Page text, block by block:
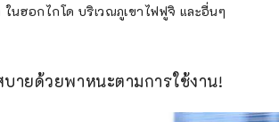
ในฮอกไกโด บริเวณภูเขาไฟฟูจิ และอื่นๆ
ายด้วยพาหนะตามการใช้งาน!